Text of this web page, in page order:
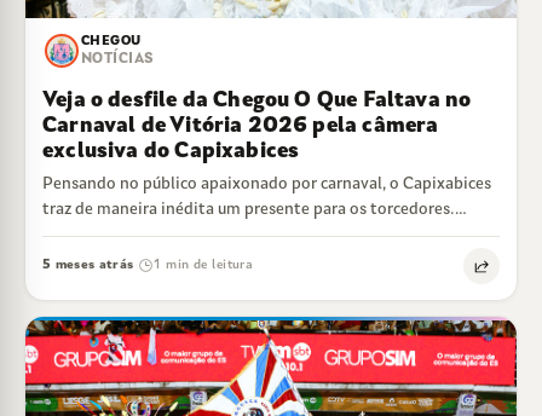
CHEGOU
NOTÍCIAS
Veja o desfile da Chegou O Que Faltava no
Carnaval de Vitória 2026 pela câmera
exclusiva do Capixabices
Pensando no público apaixonado por carnaval, o Capixabices
traz de maneira inédita um presente para os torcedores.
WhatsApp do Capixabices Já está…
5 meses atrás 1 min de leitura